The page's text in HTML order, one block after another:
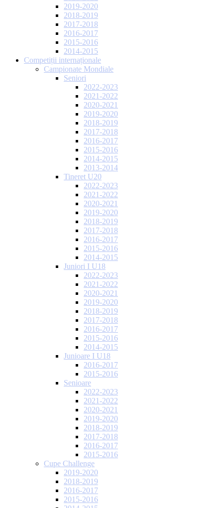
2019-2020
2018-2019
2017-2018
2016-2017
2015-2016
2014-2015
Competiții internaționale
Campionate Mondiale
Seniori
2022-2023
2021-2022
2020-2021
2019-2020
2018-2019
2017-2018
2016-2017
2015-2016
2014-2015
2013-2014
Tineret U20
2022-2023
2021-2022
2020-2021
2019-2020
2018-2019
2017-2018
2016-2017
2015-2016
2014-2015
Juniori I U18
2022-2023
2021-2022
2020-2021
2019-2020
2018-2019
2017-2018
2016-2017
2015-2016
2014-2015
Junioare I U18
2016-2017
2015-2016
Senioare
2022-2023
2021-2022
2020-2021
2019-2020
2018-2019
2017-2018
2016-2017
2015-2016
Cupe Challenge
2019-2020
2018-2019
2016-2017
2015-2016